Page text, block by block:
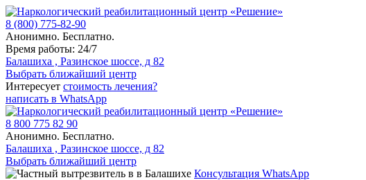
8 (800) 775-82-90
Анонимно. Бесплатно.
Время работы: 24/7
Балашиха , Разинское шоссе, д 82
Выбрать ближайший центр
Интересует стоимость лечения?
написать в WhatsApp
8 800 775 82 90
Анонимно. Бесплатно.
Балашиха , Разинское шоссе, д 82
Выбрать ближайший центр
Консультация WhatsApp